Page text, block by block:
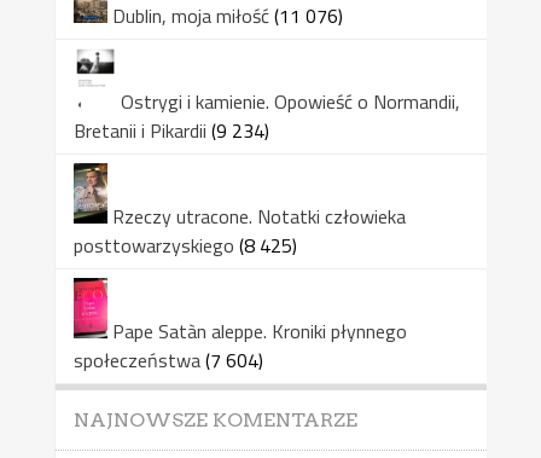
Dublin, moja miłość(11 076)
Ostrygi i kamienie. Opowieść o Normandii,
Bretanii i Pikardii (9 234)
Rzeczy utracone. Notatki człowieka
posttowarzyskiego (8 425)
Pape Satàn aleppe. Kroniki płynnego
społeczeństwa(7 604)
NAJNOWSZE KOMENTARZE